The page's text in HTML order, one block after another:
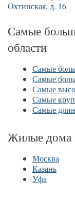
Охтинская, д. 16
Самые
области
Самые
Самые
Самые
Самые
Самые
Жилые дома
Москва
Казань
Уфа